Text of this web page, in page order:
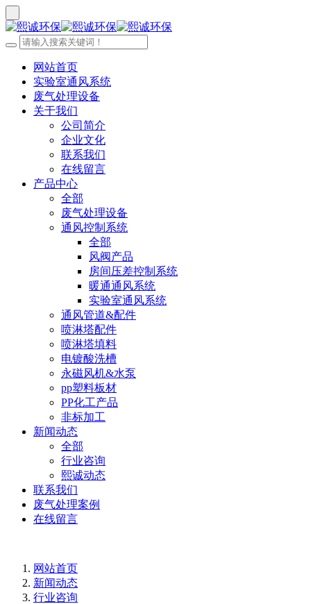
网站首页
实验室通风系统
废气处理设备
关于我们
公司简介
企业文化
联系我们
在线留言
产品中心
全部
废气处理设备
通风控制系统
全部
风阀产品
房间压差控制系统
暖通通风系统
实验室通风系统
通风管道&配件
喷淋塔配件
喷淋塔填料
电镀酸洗槽
永磁风机&水泵
pp塑料板材
PP化工产品
非标加工
新闻动态
全部
行业咨询
熙诚动态
联系我们
废气处理案例
在线留言
网站首页
新闻动态
行业咨询